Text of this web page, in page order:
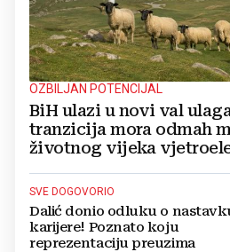
OZBILJAN POTENCIJAL
BiH ulazi u novi val
tranzicija mora odmah
životnog vijeka
SVE DOGOVORIO
Dalić donio odluku o
karijere! Poznato koju
reprezentaciju preuzima